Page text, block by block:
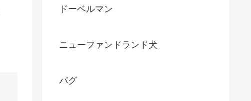
ドーベルマン
ニューファンドランド犬
パグ